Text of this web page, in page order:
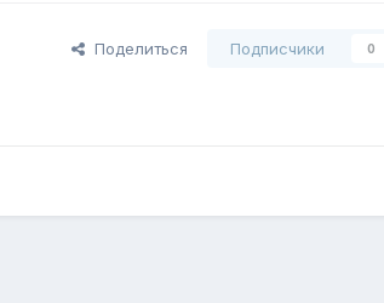
Поделиться Подписчики 0